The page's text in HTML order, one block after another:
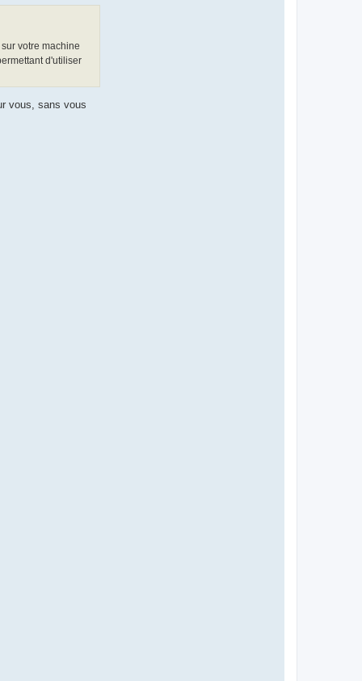
votre machine
d'utiliser
vous, sans vous